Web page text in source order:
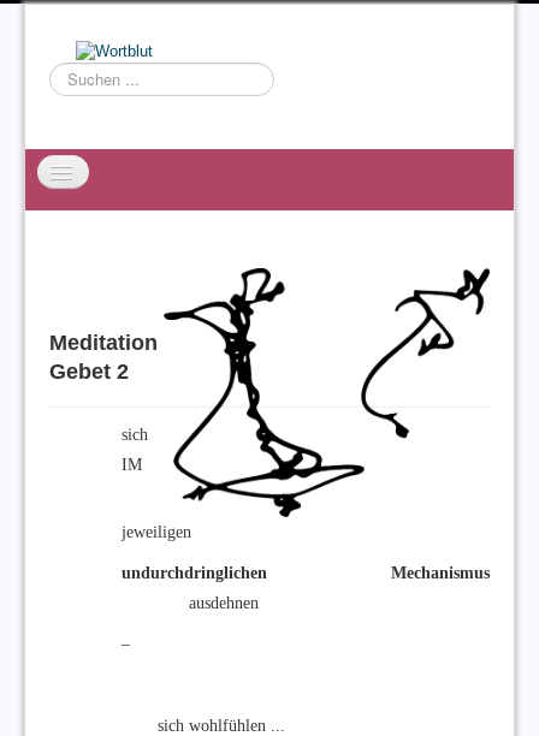
Suchen
...
Acta Litterarum
Meditation
Gebet 2
sich
IM
jeweiligen
undurchdringlichen Mechanismus
ausdehnen
–
sich wohlfühlen ...